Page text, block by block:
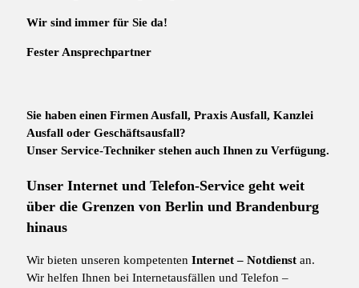
Wir sind immer für Sie da!
Fester Ansprechpartner
Sie haben einen Firmen Ausfall, Praxis Ausfall, Kanzlei
Ausfall oder Geschäftsausfall?
Unser Service-Techniker stehen auch Ihnen zu Verfügung.
Unser Internet und Telefon-Service geht weit
über die Grenzen von Berlin und Brandenburg
hinaus
Wir bieten unseren kompetenten Internet– Notdienst an.
Wir helfen Ihnen bei Internetausfällen und Telefon –